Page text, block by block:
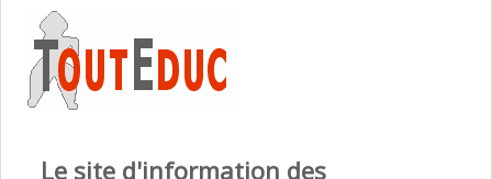
Le site d'information des